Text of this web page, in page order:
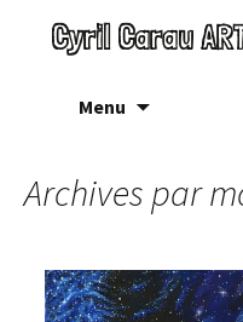
Cyril Carau
Menu
Archives par